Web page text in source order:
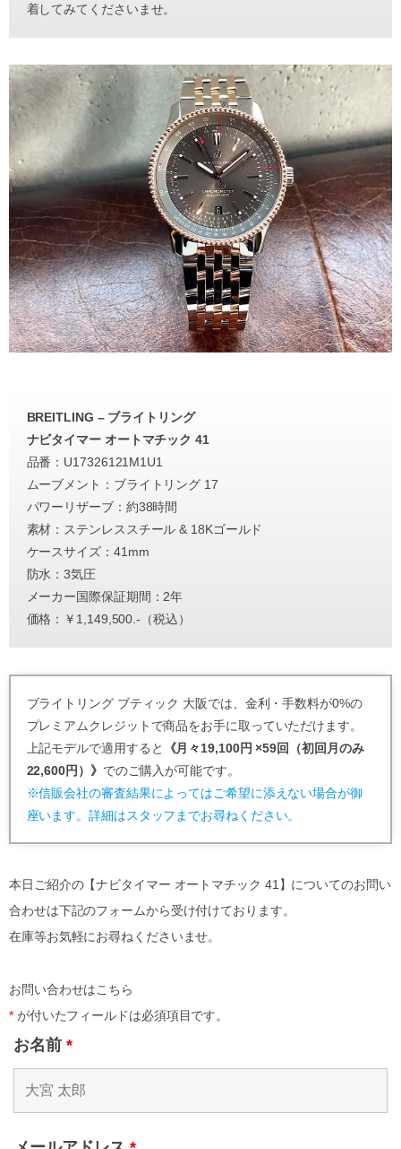
着してみてくださいませ。
BREITLING – ブライトリング
ナビタイマー オートマチック 41
品番：U17326121M1U1
ムーブメント：ブライトリング 17
パワーリザーブ：約38時間
素材：ステンレススチール & 18Kゴールド
ケースサイズ：41mm
防水：3気圧
メーカー国際保証期間：2年
価格：￥1,149,500.-（税込）
ブライトリング ブティック 大阪では、金利・手数料が0%の
プレミアムクレジットで商品をお手に取っていただけます。
上記モデルで適用すると
《月々19,100円 ×59回（初回月のみ
22,600円）》 でのご購入が可能です。
※信販会社の審査結果によってはご希望に添えない場合が御
座います。詳細はスタッフまでお尋ねください。
本日ご紹介の【ナビタイマー オートマチック 41】についてのお問い
合わせは下記のフォームから受け付けております。
在庫等お気軽にお尋ねくださいませ。
お問い合わせはこちら
*が付いたフィールドは必須項目です。
お名前 *